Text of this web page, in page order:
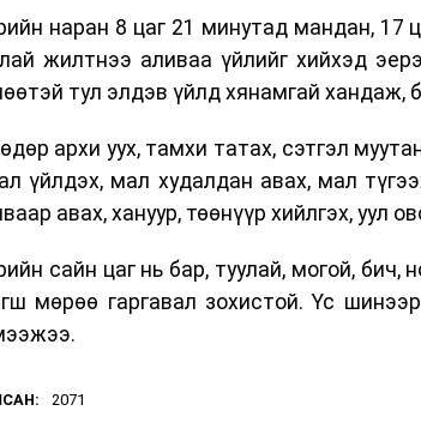
наран 8 цаг 21 минутад мандан, 17
жилтнээ аливаа үйлийг хийхэд
тул элдэв үйлд хянамгай хандаж,
архи уух, тамхи татах, сэтгэл
үйлдэх, мал худалдан авах, мал
авах, хануур, төөнүүр хийлгэх, уул
сайн цаг нь бар, туулай, могой, бич,
мөрөө гаргавал зохистой. Үс
2071